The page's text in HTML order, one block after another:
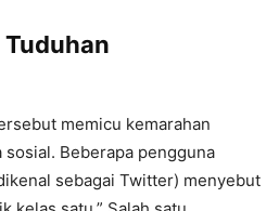
memicu kemarahan
Beberapa pengguna
sebagai Twitter) menyebut